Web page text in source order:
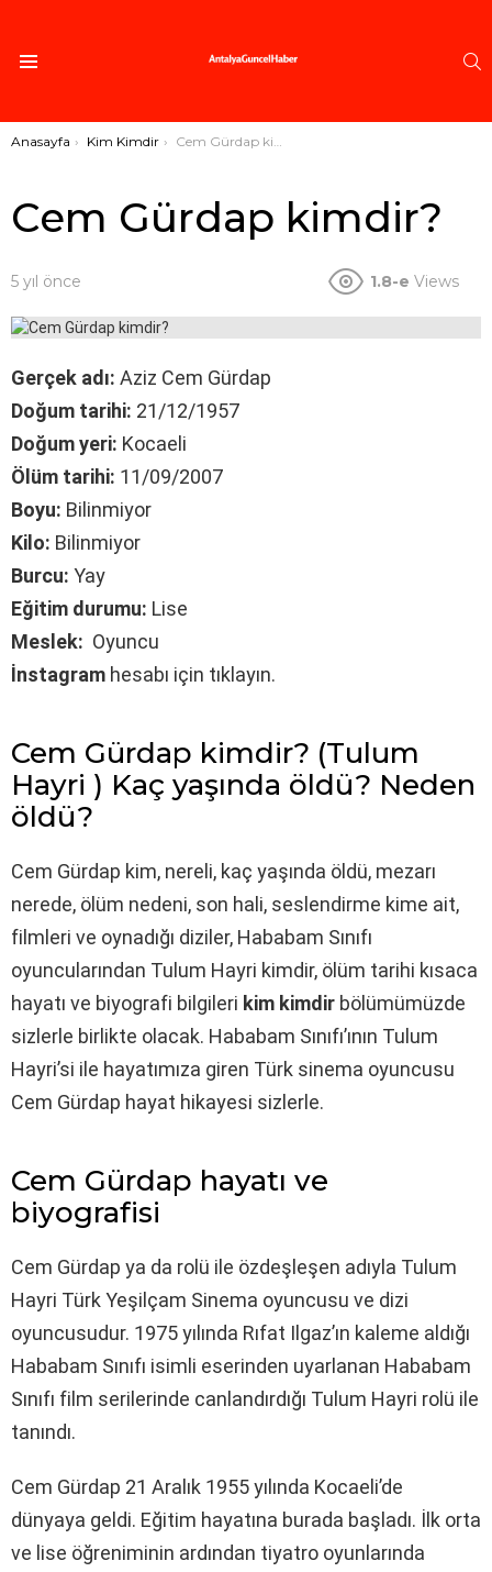
Buradasınız:
Anasayfa Kim Kimdir Cem Gürdap kimdir?
Cem Gürdap kimdir?
5 yıl önce 1.8-e Views
Gerçek adı: Aziz Cem Gürdap
Doğum tarihi: 21/12/1957
Doğum yeri: Kocaeli
Ölüm tarihi: 11/09/2007
Boyu: Bilinmiyor
Kilo: Bilinmiyor
Burcu: Yay
Eğitim durumu: Lise
Meslek: Oyuncu
İnstagram hesabı için tıklayın.
Cem Gürdap kimdir? (Tulum
Hayri ) Kaç yaşında öldü? Neden
öldü?
Cem Gürdap kim, nereli, kaç yaşında öldü, mezarı
nerede, ölüm nedeni, son hali, seslendirme kime ait,
filmleri ve oynadığı diziler, Hababam Sınıfı
oyuncularından Tulum Hayri kimdir, ölüm tarihi kısaca
hayatı ve biyografi bilgileri kim kimdir bölümümüzde
sizlerle birlikte olacak. Hababam Sınıfı’ının Tulum
Hayri’si ile hayatımıza giren Türk sinema oyuncusu
Cem Gürdap hayat hikayesi sizlerle.
Cem Gürdap hayatı ve
biyografisi
Cem Gürdap ya da rolü ile özdeşleşen adıyla Tulum
Hayri Türk Yeşilçam Sinema oyuncusu ve dizi
oyuncusudur. 1975 yılında Rıfat Ilgaz’ın kaleme aldığı
Hababam Sınıfı isimli eserinden uyarlanan Hababam
Sınıfı film serilerinde canlandırdığı Tulum Hayri rolü ile
tanındı.
Cem Gürdap 21 Aralık 1955 yılında Kocaeli’de
dünyaya geldi. Eğitim hayatına burada başladı. İlk orta
ve lise öğreniminin ardından tiyatro oyunlarında